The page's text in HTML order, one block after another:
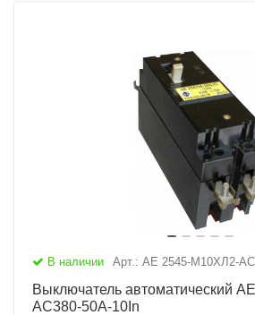
В наличии Арт.: АЕ 2545-М10ХЛ2-
Выключатель автоматический
AC380-50А-10In